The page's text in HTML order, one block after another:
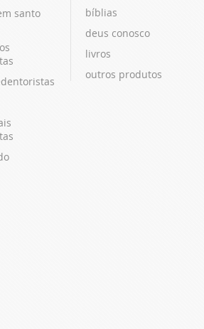
santo
bíblias
deus conosco
livros
outros produtos